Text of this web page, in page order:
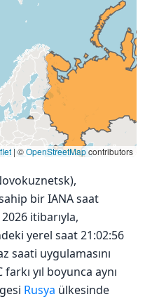
| ©OpenStreetMapcontributors
bir IANA saat
itibarıyla,
yerel saat 21:02:56
saati uygulamasını
yıl boyunca aynı
Rusya ülkesinde